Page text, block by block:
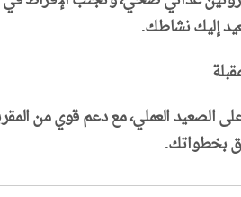
إليك نشاطك.
الصعيد العملي، مع دعم قوي من
بخطواتك.